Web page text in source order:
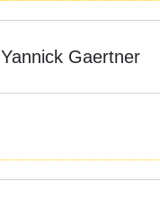
Yannick Gaertner